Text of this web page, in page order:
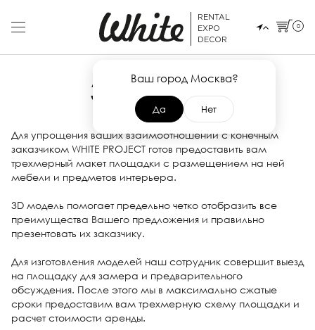
RENTAL
EXPO
DECOR
Ваш город Москва?
Да Нет
0
3D МАКЕТ
Для упрощения ваших взаимоотношений с конечным
заказчиком WHITE PROJECT готов предоставить вам
трехмерный макет площадки с размещением на ней
мебели и предметов интерьера.
3D модель помогает предельно четко отобразить все
преимущества Вашего предложения и правильно
презентовать их заказчику.
Для изготовления моделей наш сотрудник совершит выезд
на площадку для замера и предварительного
обсуждения. После этого мы в максимально сжатые
сроки предоставим вам трехмерную схему площадки и
расчет стоимости аренды.